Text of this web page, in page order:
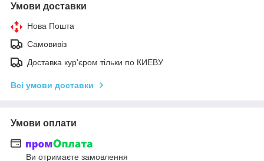
Умови доставки
Нова Пошта
Самовивіз
Доставка кур'єром тільки по КИЕВУ
Всі умови доставки
Умови оплати
Ви отримаєте замовлення